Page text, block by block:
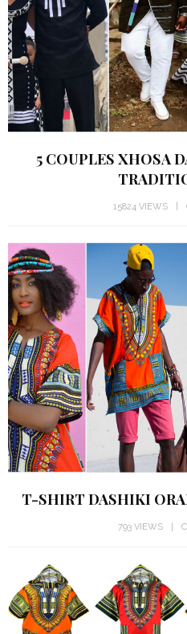
5 COUPLES XHOSA
15824 VIEWS
T-SHIRT DASHIKI
793 VIEWS